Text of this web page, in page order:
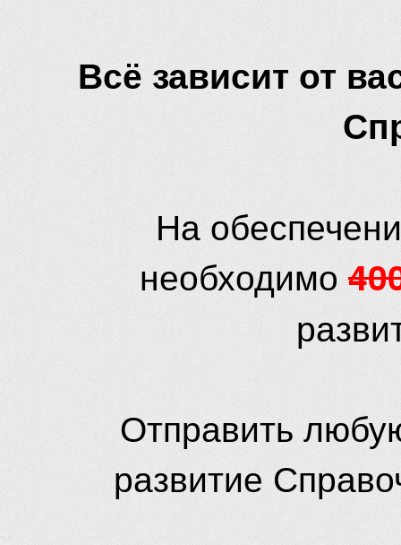
Всё зависит от
На
необходимо
Отправить
развитие